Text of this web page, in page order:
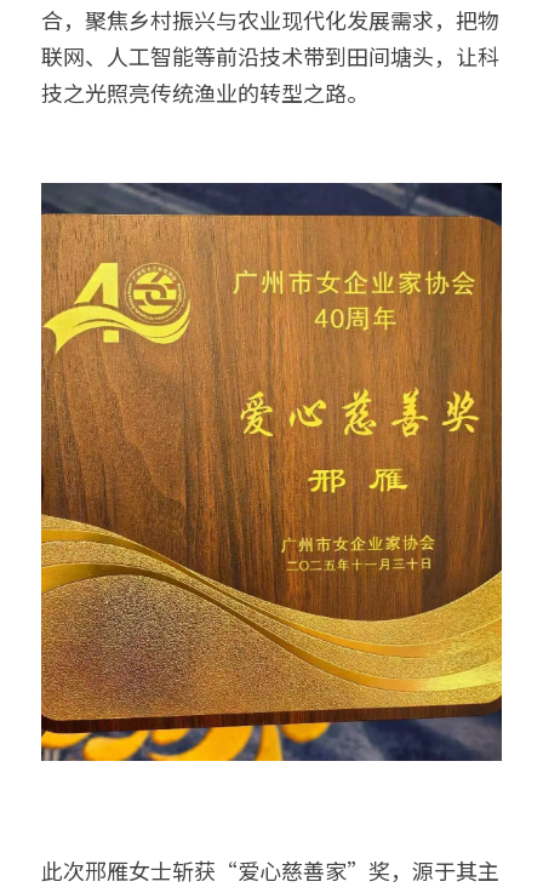
合，聚焦乡村振兴与农业现代化发展需求，把物
联网、人工智能等前沿技术带到田间塘头，让科
技之光照亮传统渔业的转型之路。
此次邢雁女士斩获“爱心慈善家”奖，源于其主